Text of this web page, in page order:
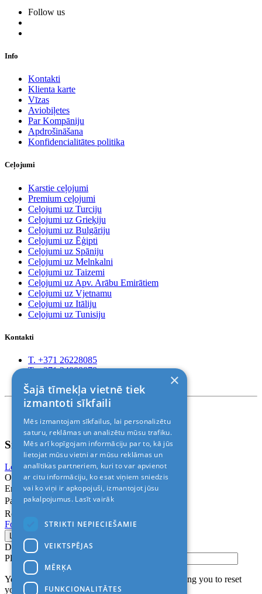
Follow us
Info
Kontakti
Klienta karte
Vīzas
Aviobiļetes
Par Kompāniju
Apdrošināšana
Konfidencialitātes politika
Ceļojumi
Karstie ceļojumi
Premium ceļojumi
Ceļojumi uz Turciju
Ceļojumi uz Grieķiju
Ceļojumi uz Bulgāriju
Ceļojumi uz Ēģipti
Ceļojumi uz Spāniju
Ceļojumi uz Melnkalni
Ceļojumi uz Taizemi
Ceļojumi uz Apv. Arābu Emirātiem
Ceļojumi uz Vjetnamu
Ceļojumi uz Itāliju
Ceļojumi uz Tunisiju
Kontakti
T. +371 26228085
T. +371 24888878
© 2011-2026> «ALANI SIA»
Sign In
Login with Facebook Login with Google
Or
Email
Password
Remember me
Forgot Password?
Don’t have an account?
Please confirm login email below
You will receive an email containing a link allowing you to reset
your password to a new preferred one.
×
Šajā tīmekļa vietnē tiek
izmantoti sīkfaili
Mēs izmantojam sīkfailus, lai personalizētu
saturu, reklāmas un analizētu mūsu trafiku.
Mēs arī kopīgojam informāciju par to, kā jūs
lietojat mūsu vietni ar mūsu reklāmas un
analītikas partneriem, kuri to var apvienot
ar citu informāciju, ko esat viņiem sniedzis
vai ko viņi ir apkopojuši, izmantojot jūsu
pakalpojumus. Lasīt vairāk
STRIKTI NEPIECIEŠAMIE
VEIKTSPĒJAS
MĒRĶA
FUNKCIONALITĀTES